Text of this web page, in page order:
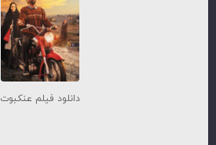
دانلود فیلم عنکبوت